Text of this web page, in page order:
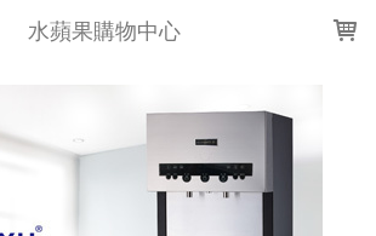
水蘋果購物中心